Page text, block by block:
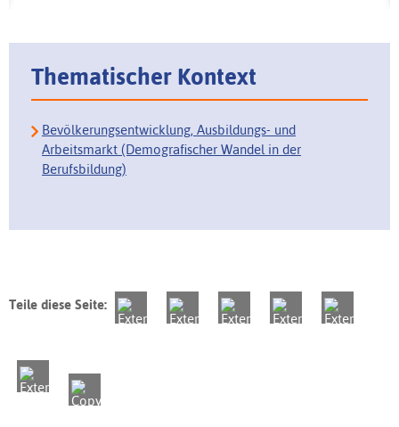
Thematischer Kontext
Bevölkerungsentwicklung, Ausbildungs- und
Arbeitsmarkt (Demografischer Wandel in der
Berufsbildung)
Teile diese Seite: